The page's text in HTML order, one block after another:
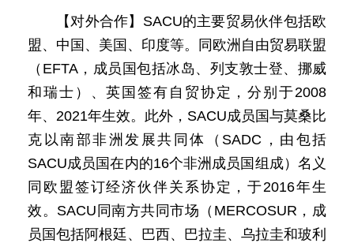
【对外合作】SACU的主要贸易伙伴包括欧
盟、中国、美国、印度等。同欧洲自由贸易联盟
（EFTA，成员国包括冰岛、列支敦士登、挪威
和瑞士）、英国签有自贸协定，分别于2008
年、2021年生效。此外，SACU成员国与莫桑比
克以南部非洲发展共同体（SADC，由包括
SACU成员国在内的16个非洲成员国组成）名义
同欧盟签订经济伙伴关系协定，于2016年生
效。SACU同南方共同市场（MERCOSUR，成
员国包括阿根廷、巴西、巴拉圭、乌拉圭和玻利